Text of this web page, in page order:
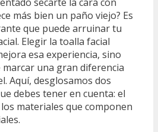
más bien un paño viejo? Es
que puede arruinar tu
Elegir la toalla facial
esa experiencia, sino
una gran diferencia
Aquí, desglosamos dos
debes tener en cuenta: el
materiales que componen